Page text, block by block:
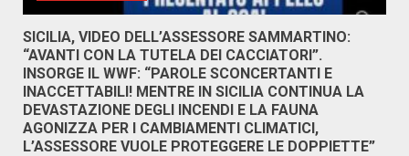
SICILIA, VIDEO DELL’ASSESSORE SAMMARTINO:
“AVANTI CON LA TUTELA DEI CACCIATORI”.
INSORGE IL WWF: “PAROLE SCONCERTANTI E
INACCETTABILI! MENTRE IN SICILIA CONTINUA LA
DEVASTAZIONE DEGLI INCENDI E LA FAUNA
AGONIZZA PER I CAMBIAMENTI CLIMATICI,
L’ASSESSORE VUOLE PROTEGGERE LE DOPPIETTE”